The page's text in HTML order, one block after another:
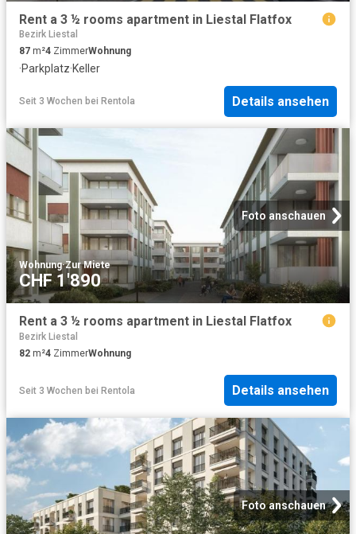
Rent a 3 ½ rooms apartment in Liestal Flatfox
Bezirk Liestal
87 m²4 ZimmerWohnung
·Parkplatz·Keller
Seit 3 Wochen bei Rentola Details ansehen
Foto anschauen
Wohnung·Zur Miete
CHF 1'890
Rent a 3 ½ rooms apartment in Liestal Flatfox
Bezirk Liestal
82 m²4 ZimmerWohnung
Seit 3 Wochen bei Rentola Details ansehen
Foto anschauen